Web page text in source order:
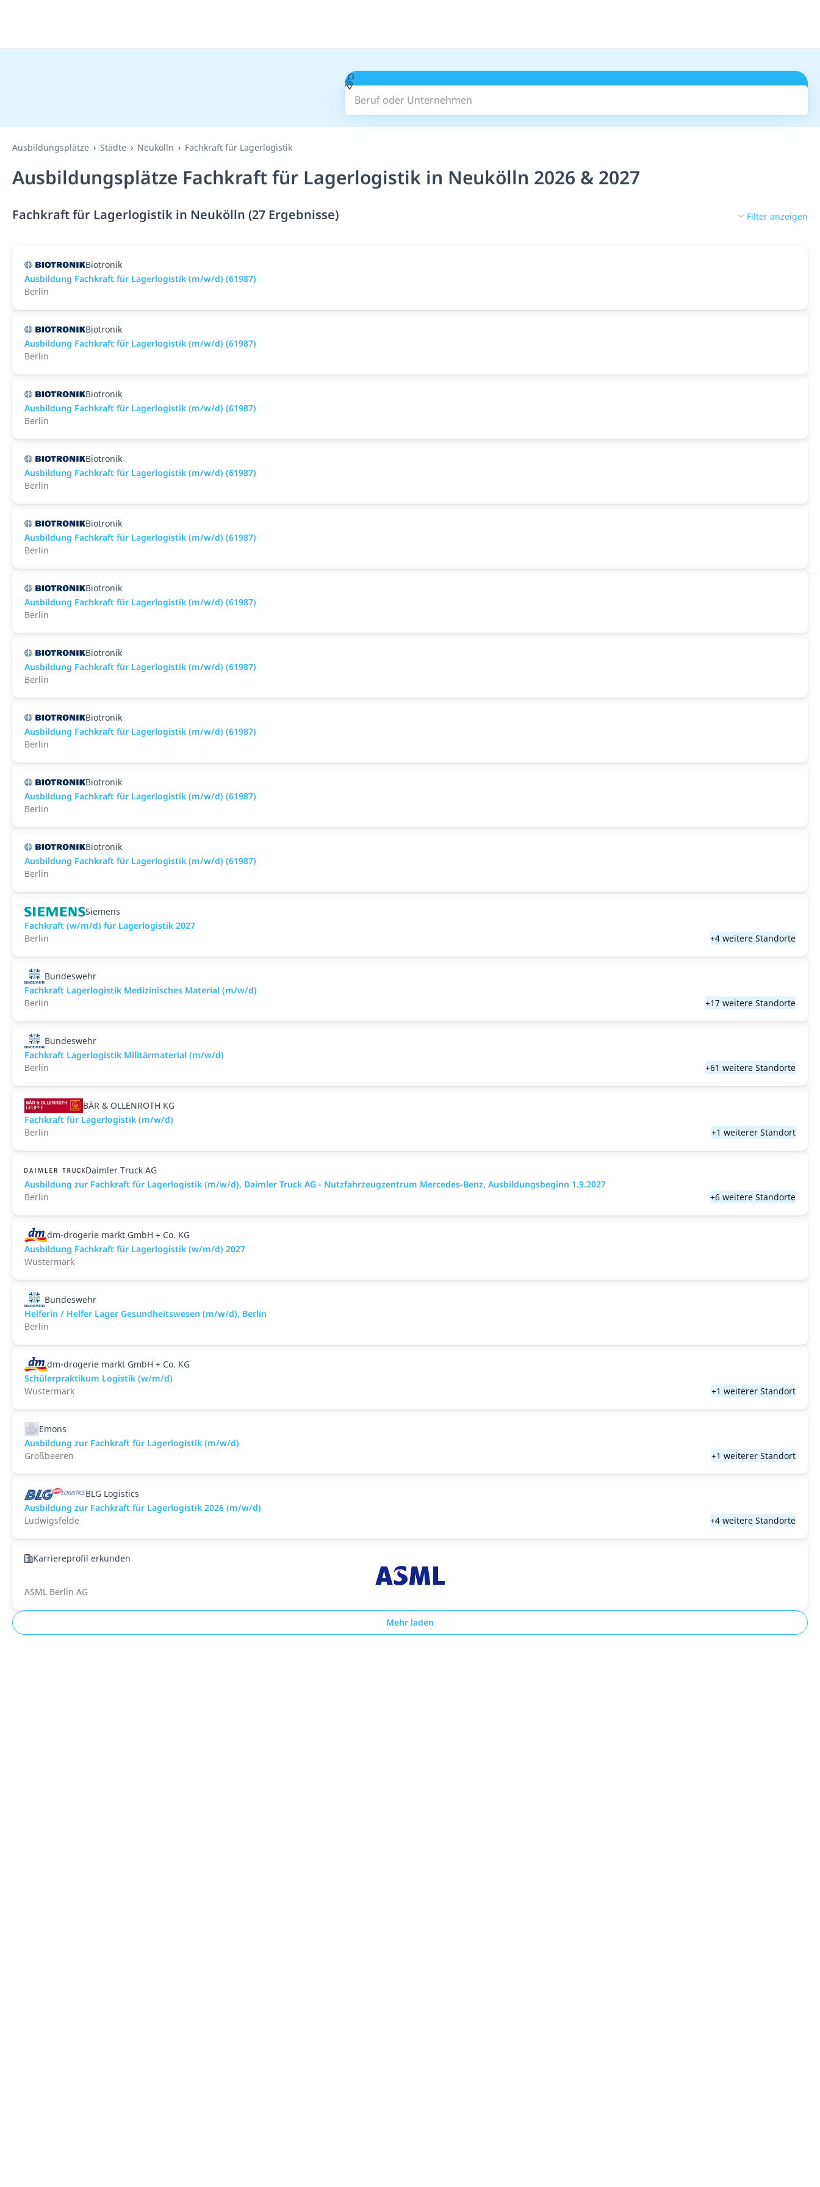
Beruf oder Unternehmen
Ausbildungsplätze Städte Neukölln Fachkraft für Lagerlogistik
Ausbildungsplätze Fachkraft für Lagerlogistik in Neukölln 2026 & 2027
Fachkraft für Lagerlogistik in Neukölln (27 Ergebnisse) Filter anzeigen
Biotronik
Ausbildung Fachkraft für Lagerlogistik (m/w/d) (61987)
Berlin
Biotronik
Ausbildung Fachkraft für Lagerlogistik (m/w/d) (61987)
Berlin
Biotronik
Ausbildung Fachkraft für Lagerlogistik (m/w/d) (61987)
Berlin
Biotronik
Ausbildung Fachkraft für Lagerlogistik (m/w/d) (61987)
Berlin
Biotronik
Ausbildung Fachkraft für Lagerlogistik (m/w/d) (61987)
Berlin
Biotronik
Ausbildung Fachkraft für Lagerlogistik (m/w/d) (61987)
Berlin
Biotronik
Ausbildung Fachkraft für Lagerlogistik (m/w/d) (61987)
Berlin
Biotronik
Ausbildung Fachkraft für Lagerlogistik (m/w/d) (61987)
Berlin
Biotronik
Ausbildung Fachkraft für Lagerlogistik (m/w/d) (61987)
Berlin
Biotronik
Ausbildung Fachkraft für Lagerlogistik (m/w/d) (61987)
Berlin
Siemens
Fachkraft (w/m/d) für Lagerlogistik 2027
Berlin
+4 weitere Standorte
Bundeswehr
Fachkraft Lagerlogistik Medizinisches Material (m/w/d)
Berlin
+17 weitere Standorte
Bundeswehr
Fachkraft Lagerlogistik Militärmaterial (m/w/d)
Berlin
+61 weitere Standorte
BÄR & OLLENROTH KG
Fachkraft für Lagerlogistik (m/w/d)
Berlin
+1 weiterer Standort
Daimler Truck AG
Ausbildung zur Fachkraft für Lagerlogistik (m/w/d), Daimler Truck AG - Nutzfahrzeugzentrum Mercedes-Benz, Ausbildungsbeginn 1.9.2027
Berlin
+6 weitere Standorte
dm-drogerie markt GmbH + Co. KG
Ausbildung Fachkraft für Lagerlogistik (w/m/d) 2027
Wustermark
Bundeswehr
Helferin / Helfer Lager Gesundheitswesen (m/w/d), Berlin
Berlin
dm-drogerie markt GmbH + Co. KG
Schülerpraktikum Logistik (w/m/d)
Wustermark
+1 weiterer Standort
Emons
Ausbildung zur Fachkraft für Lagerlogistik (m/w/d)
Großbeeren
+1 weiterer Standort
BLG Logistics
Ausbildung zur Fachkraft für Lagerlogistik 2026 (m/w/d)
Ludwigsfelde
+4 weitere Standorte
Karriereprofil erkunden
ASML Berlin AG
Mehr laden